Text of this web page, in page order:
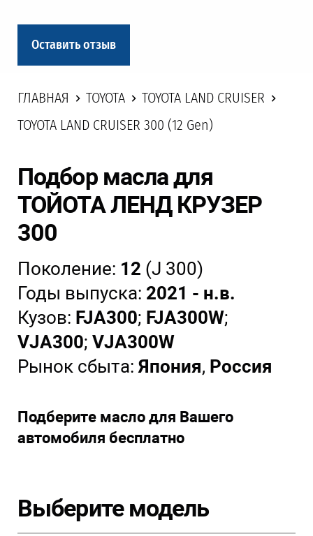
Оставить отзыв
ГЛАВНАЯ TOYOTA
TOYOTA LAND CRUISER
TOYOTA LAND CRUISER 300 (12 Gen)
Подбор масла для
ТОЙОТА ЛЕНД КРУЗЕР
300
Поколение: 12 (J 300)
Годы выпуска: 2021 - н.в.
Кузов: FJA300; FJA300W;
VJA300; VJA300W
Рынок сбыта:Япония, Россия
Подберите масло для Вашего
автомобиля бесплатно
Выберите модель